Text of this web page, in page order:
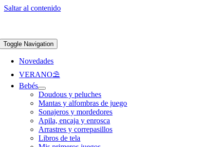
Saltar al contenido
Toggle Navigation
Novedades
VERANO⛱️​
Bebés
Doudous y peluches
Mantas y alfombras de juego
Sonajeros y mordedores
Apila, encaja y enrosca
Arrastres y correpasillos
Libros de tela